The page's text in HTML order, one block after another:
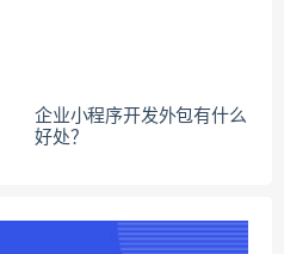
企业小程序开发外包有什么
好处？